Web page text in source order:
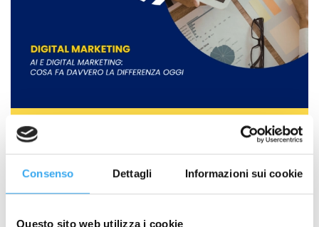
Consenso Dettagli Informazioni sui cookie
Questo sito web utilizza i cookie
AI e Digital Marketing: cosa fa davvero
la differenza oggi
Intelligenza artificiale
Nel panorama attuale del digital marketing, l’integrazione tra